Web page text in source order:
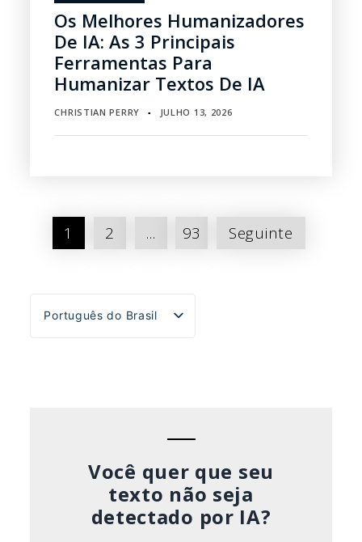
Os Melhores Humanizadores
De IA: As 3 Principais
Ferramentas Para
Humanizar Textos De IA
CHRISTIAN PERRY ▪ JULHO 13, 2026
Paginação
posts
1 2 ... 93 Seguinte
Português do Brasil
English
Você quer que seu
texto não seja
detectado por IA?